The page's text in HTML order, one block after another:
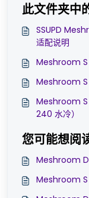
此文件夹中
SSUPD
适配说明
Meshroom S
Meshroom S
Meshroom S
240 水冷）
您可能想阅
Meshroom D
Meshroom S